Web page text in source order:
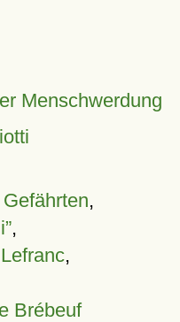
Menschwerdung
,
,
,
Brébeuf